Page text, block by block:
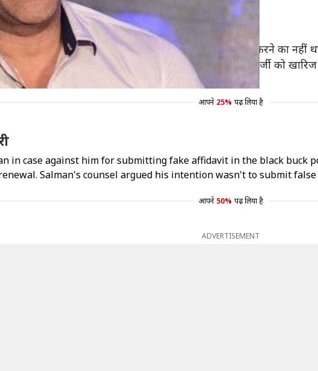
करने की अर्जी को किया खारिज
ने कोर्ट में दलील दी कि उनका इरादा गलत हलफनामा जमा करने का नहीं
में सलमान के खिलाफ सरकार द्वारा मामला दर्ज करने की अर्जी को
जिस पर लगातार सुनवाई हो रही थी।
आपने 25% पढ़ लिया है
in case against him for submitting fake affidavit in the black buck
Salman's counsel argued his intention wasn't to submit
आपने 50% पढ़ लिया है
ADVERTISEMENT